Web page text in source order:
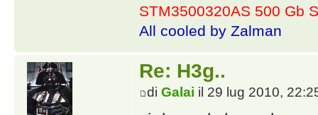
STM3500320AS 500 Gb
All cooled by Zalman
Re: H3g..
di Galai il 29 lug 2010,